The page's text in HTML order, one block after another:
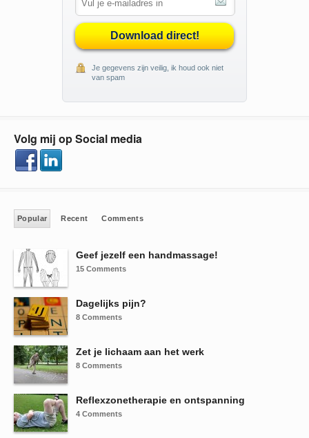
Download direct!
Je gegevens zijn veilig, ik houd ook niet
van spam
Volg mij op Social media
Popular Recent Comments
Geef jezelf een handmassage!
15 Comments
Dagelijks pijn?
8 Comments
Zet je lichaam aan het werk
8 Comments
Reflexzonetherapie en ontspanning
4 Comments